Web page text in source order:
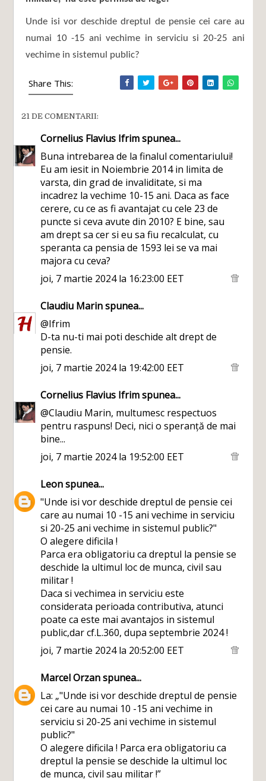
Unde isi vor deschide dreptul de pensie cei care au
numai 10 -15 ani vechime in serviciu si 20-25 ani
vechime in sistemul public?
Share This:
21 DE COMENTARII:
Cornelius Flavius Ifrimspunea...
Buna intrebarea de la finalul comentariului!
Eu am iesit in Noiembrie 2014 in limita de
varsta, din grad de invaliditate, si ma
incadrez la vechime 10-15 ani. Daca as face
cerere, cu ce as fi avantajat cu cele 23 de
puncte si ceva avute din 2010? E bine, sau
am drept sa cer si eu sa fiu recalculat, cu
speranta ca pensia de 1593 lei se va mai
majora cu ceva?
joi, 7 martie 2024 la 16:23:00 EET
Claudiu Marinspunea...
@Ifrim
D-ta nu-ti mai poti deschide alt drept de
pensie.
joi, 7 martie 2024 la 19:42:00 EET
Cornelius Flavius Ifrimspunea...
@Claudiu Marin, multumesc respectuos
pentru raspuns! Deci, nici o speranță de mai
bine...
joi, 7 martie 2024 la 19:52:00 EET
Leonspunea...
"Unde isi vor deschide dreptul de pensie cei
care au numai 10 -15 ani vechime in serviciu
si 20-25 ani vechime in sistemul public?"
O alegere dificila !
Parca era obligatoriu ca dreptul la pensie se
deschide la ultimul loc de munca, civil sau
militar !
Daca si vechimea in serviciu este
considerata perioada contributiva, atunci
poate ca este mai avantajos in sistemul
public,dar cf.L.360, dupa septembrie 2024 !
joi, 7 martie 2024 la 20:52:00 EET
Marcel Orzanspunea...
La: „"Unde isi vor deschide dreptul de pensie
cei care au numai 10 -15 ani vechime in
serviciu si 20-25 ani vechime in sistemul
public?"
O alegere dificila ! Parca era obligatoriu ca
dreptul la pensie se deschide la ultimul loc
de munca, civil sau militar !”